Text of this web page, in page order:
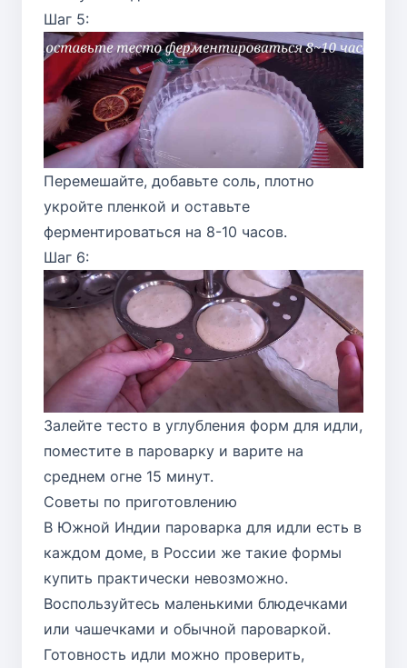
Шаг 5:
Перемешайте, добавьте соль, плотно
укройте пленкой и оставьте
ферментироваться на 8-10 часов.
Шаг 6:
Залейте тесто в углубления форм для идли,
поместите в пароварку и варите на
среднем огне 15 минут.
Советы по приготовлению
В Южной Индии пароварка для идли есть в
каждом доме, в России же такие формы
купить практически невозможно.
Воспользуйтесь маленькими блюдечками
или чашечками и обычной пароваркой.
Готовность идли можно проверить,